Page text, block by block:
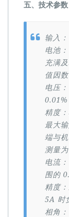
五、技术参数
输入
电池
充满
值因数
电压
0.01%
精度
最大
端与
测量
电流
围的
精度
5A 时
相角